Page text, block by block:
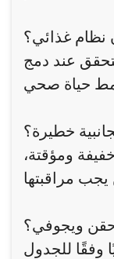
غذائي؟
عند دمج
خطيرة؟
ومؤقتة،
ويجوفي؟
وفقًا للجدول